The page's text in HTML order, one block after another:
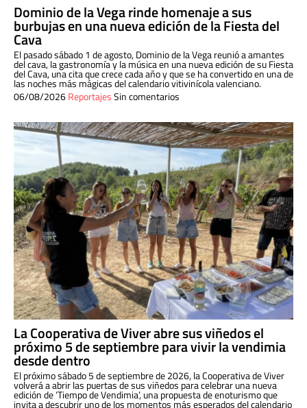
Dominio de la Vega rinde homenaje a sus
burbujas en una nueva edición de la Fiesta del
Cava
El pasado sábado 1 de agosto, Dominio de la Vega reunió a amantes
del cava, la gastronomía y la música en una nueva edición de su Fiesta
del Cava, una cita que crece cada año y que se ha convertido en una de
las noches más mágicas del calendario vitivinícola valenciano.
06/08/2026ReportajesSin comentarios
La Cooperativa de Viver abre sus viñedos el
próximo 5 de septiembre para vivir la vendimia
desde dentro
El próximo sábado 5 de septiembre de 2026, la Cooperativa de Viver
volverá a abrir las puertas de sus viñedos para celebrar una nueva
edición de ‘Tiempo de Vendimia’, una propuesta de enoturismo que
invita a descubrir uno de los momentos más esperados del calendario